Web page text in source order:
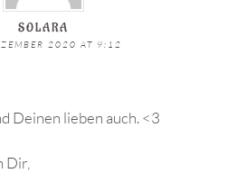
SOLARA
2020 AT 9:12
Deinen lieben auch. <3
Dir,